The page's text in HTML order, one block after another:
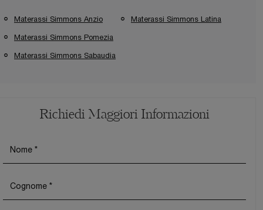
Materassi Simmons Anzio Materassi Simmons Latina
Materassi Simmons Pomezia
Materassi Simmons Sabaudia
Richiedi Maggiori Informazioni